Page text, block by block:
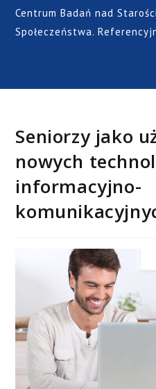
Centrum Badań nad
Społeczeństwa.
Seniorzy jako
nowych
informacyjno-